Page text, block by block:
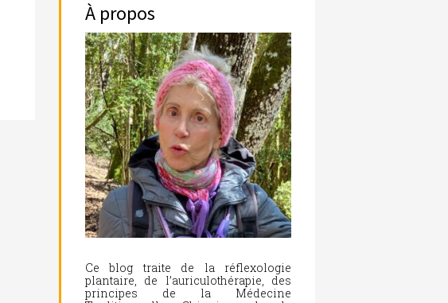
À propos
Ce blog traite de la réflexologie
plantaire, de l’auriculothérapie, des
principes de la Médecine